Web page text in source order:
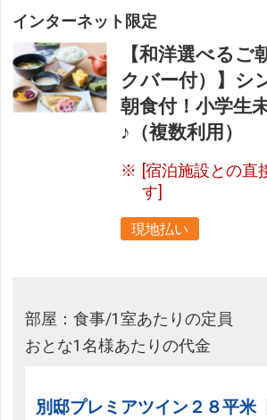
インターネット限定
【和洋選べるご
クバー付）】シ
朝食付！小学生
♪（複数利用）
[宿泊施設との直
す]
現地払い
部屋：食事/1室あたりの定員
おとな1名様あたりの代金
別邸プレミアツイン２８平米